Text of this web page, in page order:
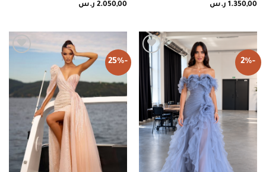
1.350,00 ر.س
2.050,00 ر.س
-2%
Add to
wishlist
-25%